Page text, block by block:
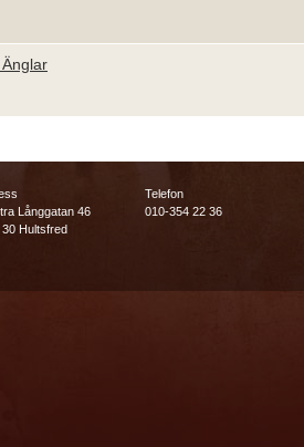
Långgatan 46
30 Hultsfred
Telefon
010-354 22 36